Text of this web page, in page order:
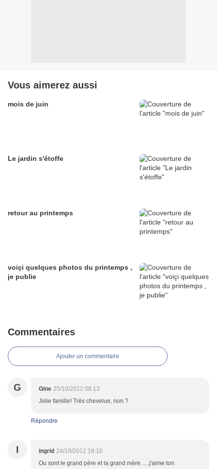
Vous aimerez aussi
mois de juin
Le jardin s'étoffe
retour au printemps
voiçi quelques photos du printemps ,
je publie
Commentaires
Ajouter un commentaire
G Gine 25/10/2012 08:13
Jolie famille! Très chevelue, non ?
Répondre
I ingrid 24/10/2012 19:10
Ou sont le grand père et la grand mère......j'aime ton